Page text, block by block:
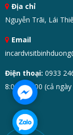
Địa chỉ
Nguyễn Trãi, Lái
Email
Điện thoại: 0933
8:00 - 19:00 (cả ngày